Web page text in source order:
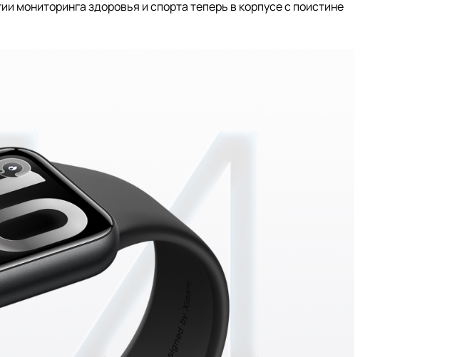
мониторинга здоровья и спорта теперь в корпусе с поистине